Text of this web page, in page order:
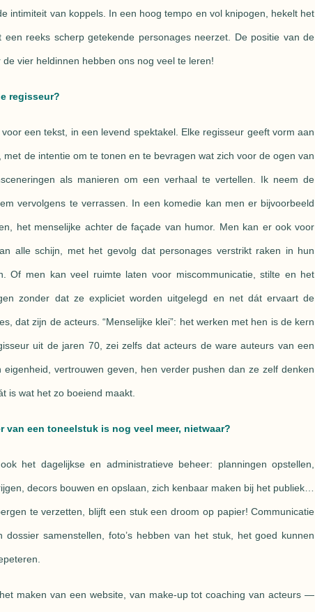
intimiteit van koppels. In een hoog tempo en vol knipogen, hekelt het
reeks scherp getekende personages neerzet. De positie van de
vier heldinnen hebben ons nog veel te leren!
regisseur?
een tekst, in een levend spektakel. Elke regisseur geeft vorm aan
de intentie om te tonen en te bevragen wat zich voor de ogen van
als manieren om een verhaal te vertellen. Ik neem de
vervolgens te verrassen. In een komedie kan men er bijvoorbeeld
het menselijke achter de façade van humor. Men kan er ook voor
alle schijn, met het gevolg dat personages verstrikt raken in hun
Of men kan veel ruimte laten voor miscommunicatie, stilte en het
zonder dat ze expliciet worden uitgelegd en net dát ervaart de
dat zijn de acteurs. “Menselijke klei”: het werken met hen is de kern
uit de jaren 70, zei zelfs dat acteurs de ware auteurs van een
vertrouwen geven, hen verder pushen dan ze zelf denken
is wat het zo boeiend maakt.
een toneelstuk is nog veel meer, nietwaar?
het dagelijkse en administratieve beheer: planningen opstellen,
decors bouwen en opslaan, zich kenbaar maken bij het publiek…
te verzetten, blijft een stuk een droom op papier! Communicatie
samenstellen, foto’s hebben van het stuk, het goed kunnen
maken van een website, van make-up tot coaching van acteurs —